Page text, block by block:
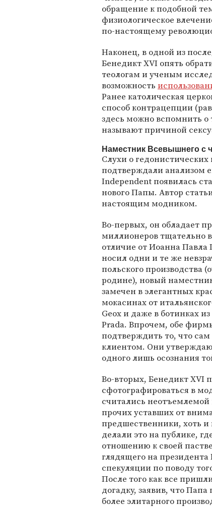
обращение к подобной
физиологическое
по-настоящему
Наконец, в одной из
Бенедикт XVI опять
теологам и ученым
возможность
Ранее католическая
способ контрацепции
здесь можно вспомнить о
называют причиной
Наместник Всевышнего с
Слухи о
подтверждали анализом
Independent появилась
нового Папы. Автор
настоящим модником.
Во-первых, он обладает
миллионеров тщательно
отличие от Иоанна Павла
носил одни и те же
польского производства
родине), новый
замечен в элегантных
мокасинах от
Geox и даже в ботинках
Prada. Впрочем, обе
подтверждить то, что
клиентом. Они
одного лишь осознания
Во-вторых, Бенедикт XVI
сфотографироваться в
считались
прочих уставших от
предшественники, хоть и
делали это на публике,
отношению к своей
глядящего на
спекуляции по поводу
После того как все
догадку, заявив, что
более элитарного